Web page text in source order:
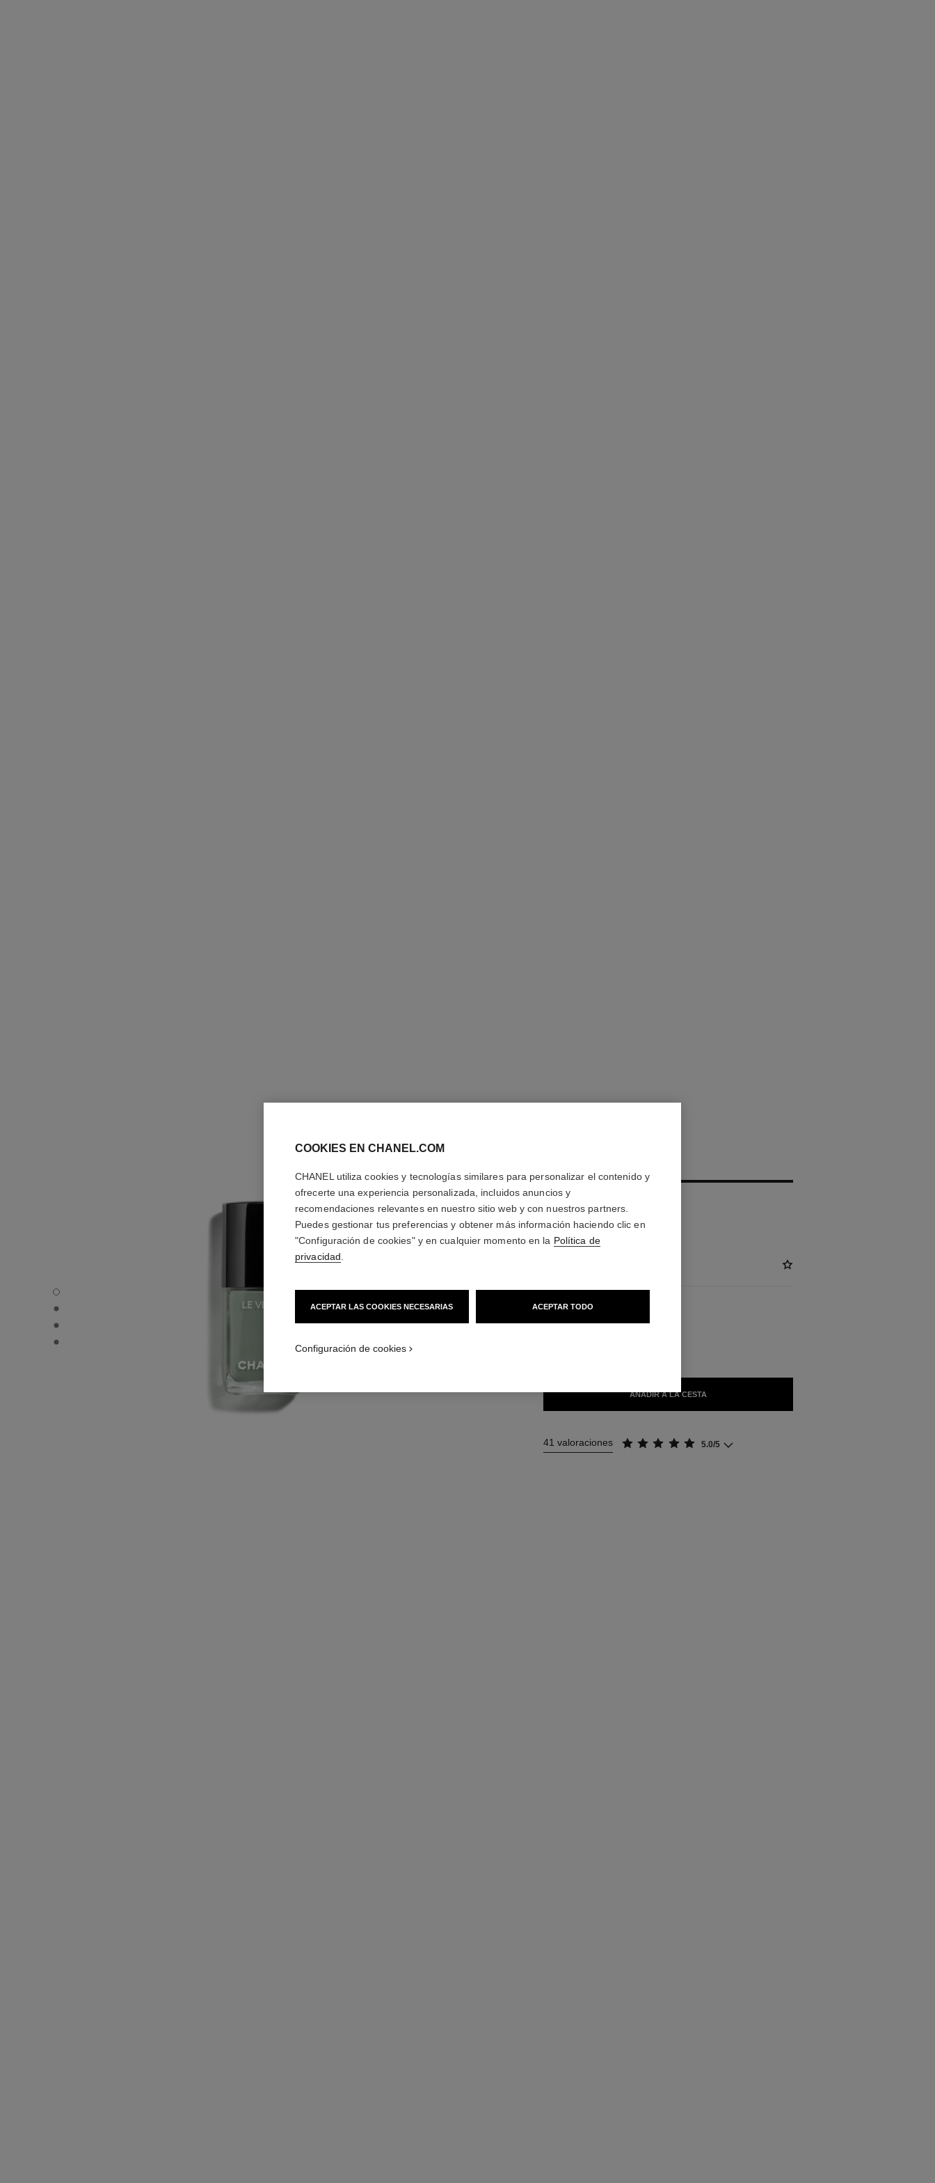
LE VERNIS - Vista por defecto
LE VERNIS - Vista alternativa 1
LE VERNIS - Vista alternativa 2
LE VERNIS - Vista de la textura básica
Larga Duración
Más información
Ref. 179131
34 TONOS DISPONIBLES
AÑADIR A LA CESTA
41 valoraciones 5.0/5
COOKIES EN CHANEL.COM
CHANEL utiliza cookies y tecnologías similares para personalizar el contenido y
ofrecerte una experiencia personalizada, incluidos anuncios y
recomendaciones relevantes en nuestro sitio web y con nuestros partners.
Puedes gestionar tus preferencias y obtener más información haciendo clic en
"Configuración de cookies" y en cualquier momento en la Política de
privacidad
ACEPTAR LAS COOKIES NECESARIAS ACEPTAR TODO
Configuración de cookies